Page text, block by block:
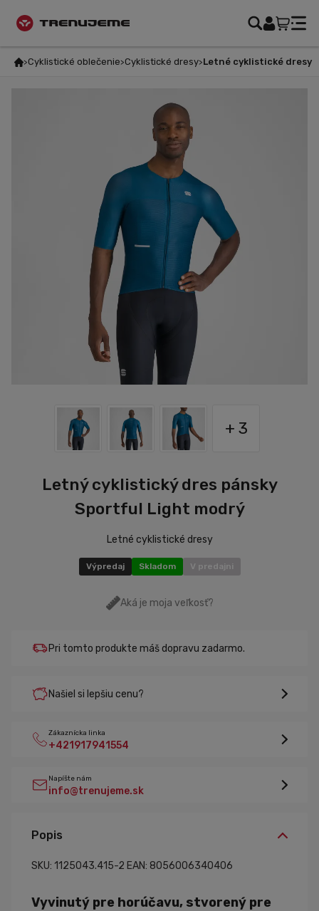
Cyklistické oblečenie Cyklistické dresy Letné cyklistické dresy
+ 3
Letný cyklistický dres pánsky
Sportful Light modrý
Letné cyklistické dresy
Výpredaj Skladom V predajni
Aká je moja veľkosť?
Pri tomto produkte máš dopravu zadarmo.
Našiel si lepšiu cenu?
Zákaznícka linka
+421917941554
Napíšte nám
info@trenujeme.sk
Popis
SKU: 1125043.415-2 EAN: 8056006340406
Vyvinutý pre horúčavu, stvorený pre